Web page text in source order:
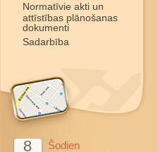
Normatīvie akti un
attīstības plānošanas
dokumenti
Sadarbība
8 Šodien